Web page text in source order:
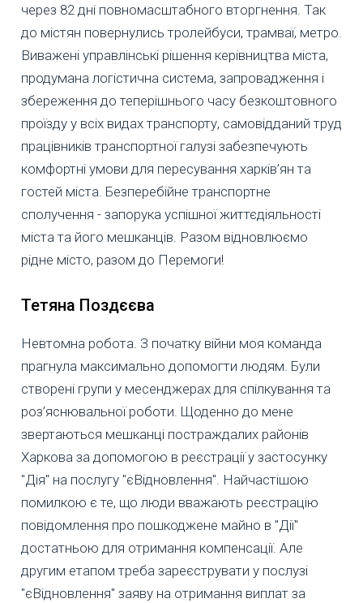
через 82 дні повномасштабного вторгнення. Так
до містян повернулись тролейбуси, трамваї, метро.
Виважені управлінські рішення керівництва міста,
продумана логістична система, запровадження і
збереження до теперішнього часу безкоштовного
проїзду у всіх видах транспорту, самовідданий труд
працівників транспортної галузі забезпечують
комфортні умови для пересування харків’ян та
гостей міста. Безперебійне транспортне
сполучення - запорука успішної життєдіяльності
міста та його мешканців. Разом відновлюємо
рідне місто, разом до Перемоги!
Тетяна Поздєєва
Невтомна робота. З початку війни моя команда
прагнула максимально допомогти людям. Були
створені групи у месенджерах для спілкування та
роз’яснювальної роботи. Щоденно до мене
звертаються мешканці постраждалих районів
Харкова за допомогою в реєстрації у застосунку
"Дія" на послугу "єВідновлення". Найчастішою
помилкою є те, що люди вважають реєстрацію
повідомлення про пошкоджене майно в "Дії"
достатньою для отримання компенсації. Але
другим етапом треба зареєструвати у послузі
"єВідновлення" заяву на отримання виплат за